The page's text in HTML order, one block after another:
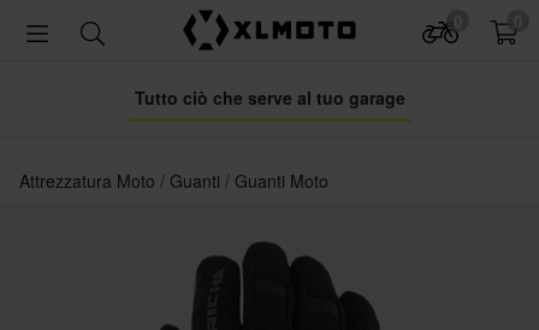
Tutto ciò che serve al tuo garage
Attrezzatura Moto Guanti Guanti Moto